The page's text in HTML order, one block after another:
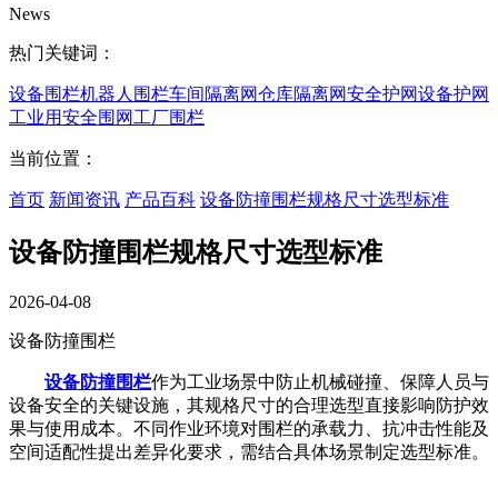
News
热门关键词：
设备围栏机器人围栏车间隔离网仓库隔离网安全护网设备护网
工业用安全围网 工厂围栏
当前位置：
首页 新闻资讯 产品百科 设备防撞围栏规格尺寸选型标准
设备防撞围栏规格尺寸选型标准
2026-04-08
设备防撞围栏
设备防撞围栏作为工业场景中防止机械碰撞、保障人员与
设备安全的关键设施，其规格尺寸的合理选型直接影响防护效
果与使用成本。不同作业环境对围栏的承载力、抗冲击性能及
空间适配性提出差异化要求，需结合具体场景制定选型标准。